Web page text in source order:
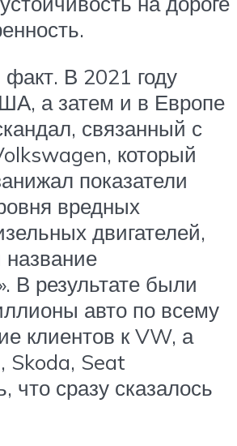
В 2021 году
а затем и в Европе
связанный с
который
показатели
вредных
двигателей,
В результате были
авто по всему
клиентов к VW, а
Skoda, Seat
что сразу сказалось